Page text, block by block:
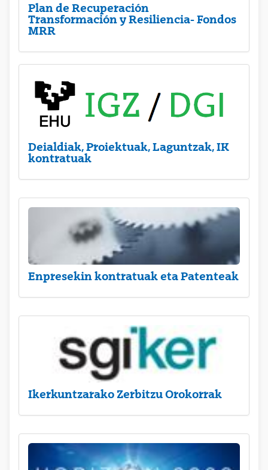
Plan de Recuperación
Transformación y Resiliencia- Fondos
MRR
Deialdiak, Proiektuak, Laguntzak, IK
kontratuak
Enpresekin kontratuak eta Patenteak
Ikerkuntzarako Zerbitzu Orokorrak